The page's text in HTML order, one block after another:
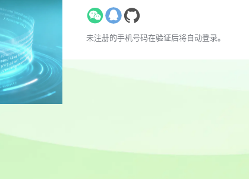
未注册的手机号码在验证后将自动登录。